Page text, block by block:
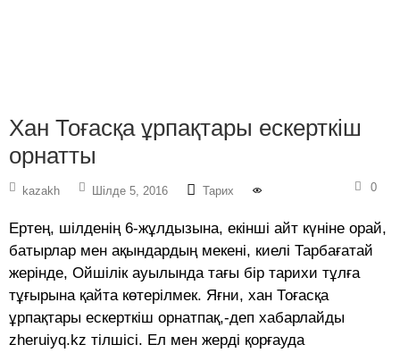
Хан Тоғасқа ұрпақтары ескерткіш
орнатты
kazakh Шілде 5, 2016 Тарих 0
Ертең, шілденің 6-жұлдызына, екінші айт күніне орай,
батырлар мен ақындардың мекені, киелі Тарбағатай
жерінде, Ойшілік ауылында тағы бір тарихи тұлға
тұғырына қайта көтерілмек. Яғни, хан Тоғасқа
ұрпақтары ескерткіш орнатпақ,-деп хабарлайды
zheruiyq.kz тілшісі. Ел мен жерді қорғауда